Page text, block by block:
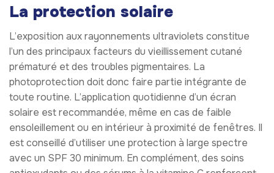
La protection solaire
L’exposition aux rayonnements ultraviolets constitue
l’un des principaux facteurs du vieillissement cutané
prématuré et des troubles pigmentaires. La
photoprotection doit donc faire partie intégrante de
toute routine. L’application quotidienne d’un écran
solaire est recommandée, même en cas de faible
ensoleillement ou en intérieur à proximité de fenêtres. Il
est conseillé d’utiliser une protection à large spectre
avec un SPF 30 minimum. En complément, des soins